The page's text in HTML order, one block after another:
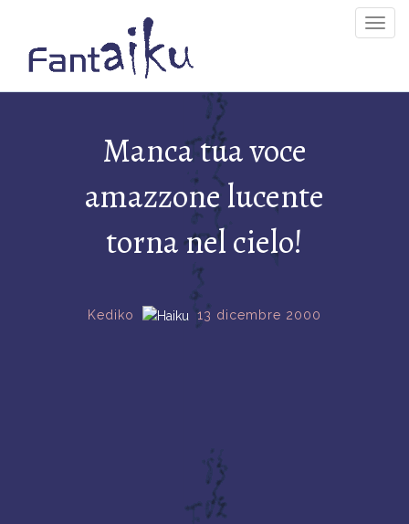
Manca tua voce
amazzone lucente
torna nel cielo!
Kediko 13 dicembre 2000